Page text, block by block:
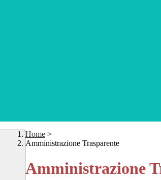
Home >
Amministrazione Trasparente
Amministrazione